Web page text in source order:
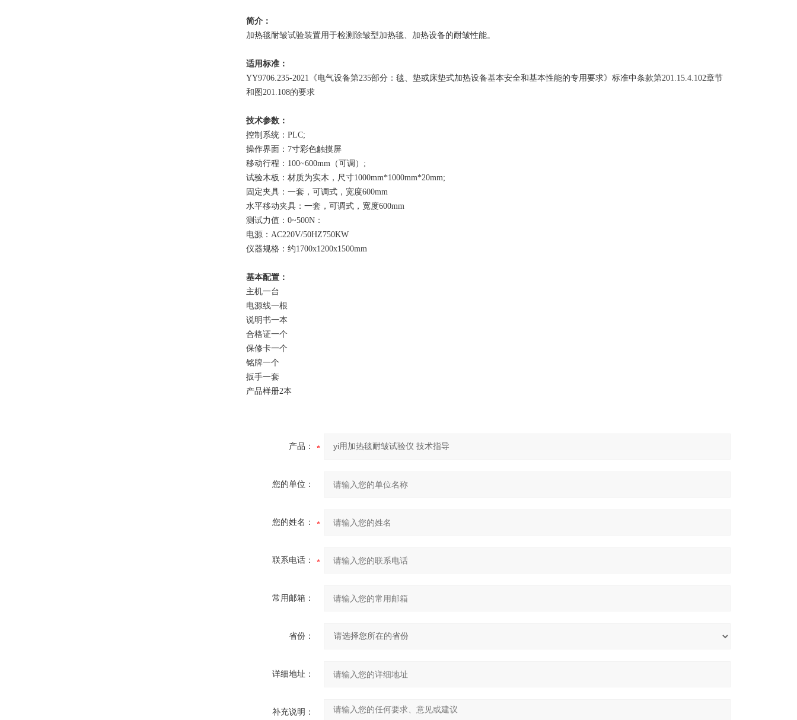
简介：
加热毯耐皱试验装置用于检测除皱型加热毯、加热设备的耐皱性能。
适用标准：
YY9706.235-2021《电气设备第235部分：毯、垫或床垫式加热设备基本安全和基本性能的专用要求》标准中条款第201.15.4.102章节
和图201.108的要求
技术参数：
控制系统：PLC;
操作界面：7寸彩色触摸屏
移动行程：100~600mm（可调）;
试验木板：材质为实木，尺寸1000mm*1000mm*20mm;
固定夹具：一套，可调式，宽度600mm
水平移动夹具：一套，可调式，宽度600mm
测试力值：0~500N：
电源：AC220V/50HZ750KW
仪器规格：约1700x1200x1500mm
基本配置：
主机一台
电源线一根
说明书一本
合格证一个
保修卡一个
铭牌一个
扳手一套
产品样册2本
产品：
您的单位：
您的姓名：
联系电话：
常用邮箱：
省份：
详细地址：
补充说明：